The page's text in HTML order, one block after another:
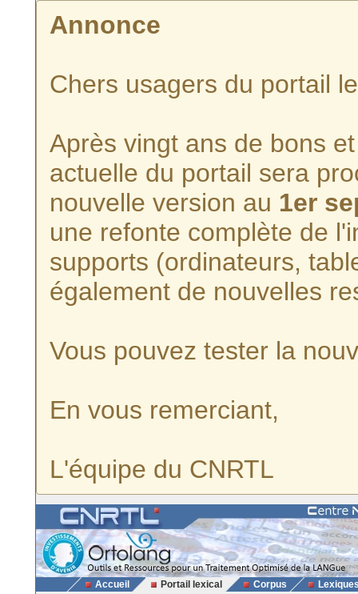
Annonce
Chers usagers du portail
Après vingt ans de bons
actuelle du portail sera
nouvelle version au 1er
une refonte complète de
supports (ordinateurs,
également de nouvelles
Vous pouvez tester la
En vous remerciant,
L'équipe du CNRTL
Accueil Portail lexical Corpus